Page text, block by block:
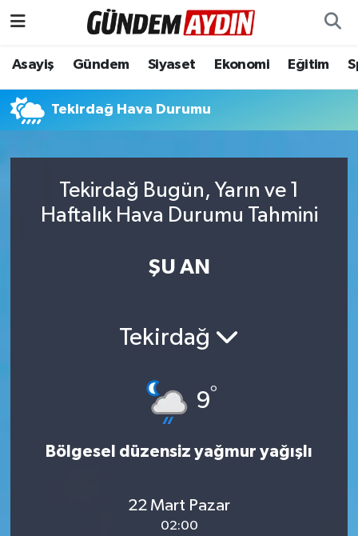
Asayiş Gündem Siyaset Ekonomi Eğitim
Tekirdağ Hava Durumu
Tekirdağ Bugün, Yarın ve 1
Haftalık Hava Durumu Tahmini
ŞU AN
Tekirdağ
9°
Bölgesel düzensiz yağmur yağışlı
22 Mart Pazar
02:00
Aydın Nöbetçi Eczaneler
Aydın Hava Durumu
Aydın Trafik Yoğunluk Haritası
Süper Lig Puan Durumu ve Fikstür